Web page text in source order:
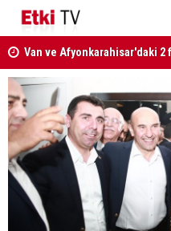
Van ve Afyonkarahisar'daki
aydınlatıldı